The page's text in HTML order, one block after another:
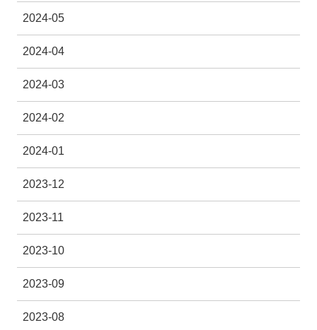
2024-05
2024-04
2024-03
2024-02
2024-01
2023-12
2023-11
2023-10
2023-09
2023-08